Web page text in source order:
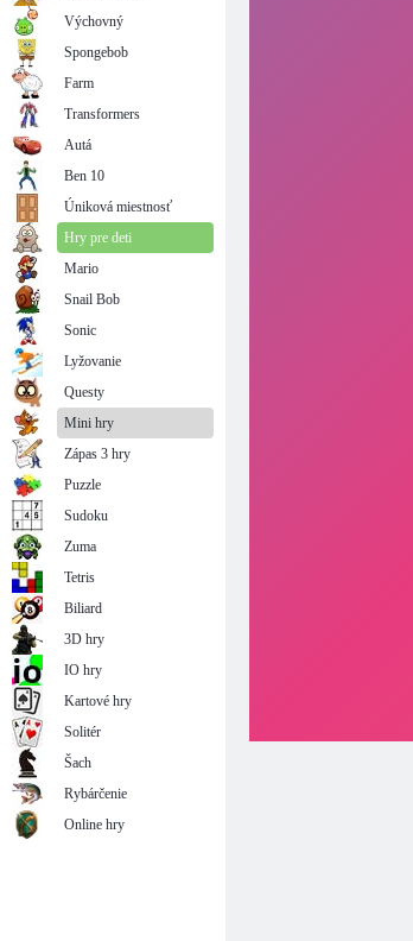
Výchovný
Spongebob
Farm
Transformers
Autá
Ben 10
Úniková miestnosť
Hry pre deti
Mario
Snail Bob
Sonic
Lyžovanie
Questy
Mini hry
Zápas 3 hry
Puzzle
Sudoku
Zuma
Tetris
Biliard
3D hry
IO hry
Kartové hry
Solitér
Šach
Rybárčenie
Online hry